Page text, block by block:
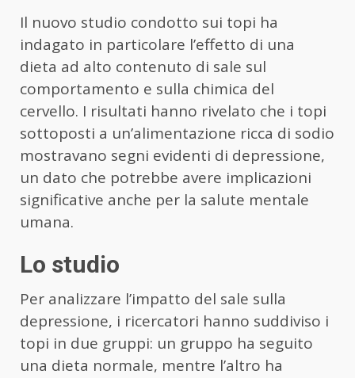
Il nuovo studio condotto sui topi ha
indagato in particolare l’effetto di una
dieta ad alto contenuto di sale sul
comportamento e sulla chimica del
cervello. I risultati hanno rivelato che i topi
sottoposti a un’alimentazione ricca di sodio
mostravano segni evidenti di depressione,
un dato che potrebbe avere implicazioni
significative anche per la salute mentale
umana.
Lo studio
Per analizzare l’impatto del sale sulla
depressione, i ricercatori hanno suddiviso i
topi in due gruppi: un gruppo ha seguito
una dieta normale, mentre l’altro ha